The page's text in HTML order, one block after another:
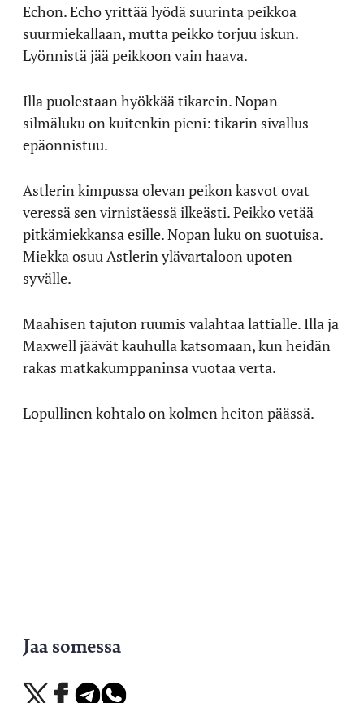
Echon. Echo yrittää lyödä suurinta peikkoa
suurmiekallaan, mutta peikko torjuu iskun.
Lyönnistä jää peikkoon vain haava.
Illa puolestaan hyökkää tikarein. Nopan
silmäluku on kuitenkin pieni: tikarin sivallus
epäonnistuu.
Astlerin kimpussa olevan peikon kasvot ovat
veressä sen virnistäessä ilkeästi. Peikko vetää
pitkämiekkansa esille. Nopan luku on suotuisa.
Miekka osuu Astlerin ylävartaloon upoten
syvälle.
Maahisen tajuton ruumis valahtaa lattialle. Illa ja
Maxwell jäävät kauhulla katsomaan, kun heidän
rakas matkakumppaninsa vuotaa verta.
Lopullinen kohtalo on kolmen heiton päässä.
Jaa somessa
Jaa
Jaa
Jaa
Jaa